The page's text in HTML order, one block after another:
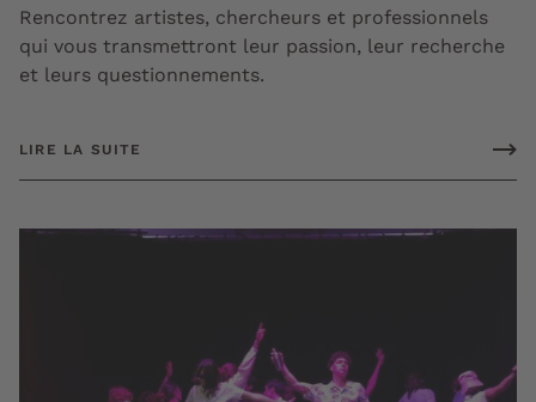
Rencontrez artistes, chercheurs et professionnels
qui vous transmettront leur passion, leur recherche
et leurs questionnements.
LIRE LA SUITE